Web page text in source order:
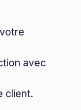
avec
client.